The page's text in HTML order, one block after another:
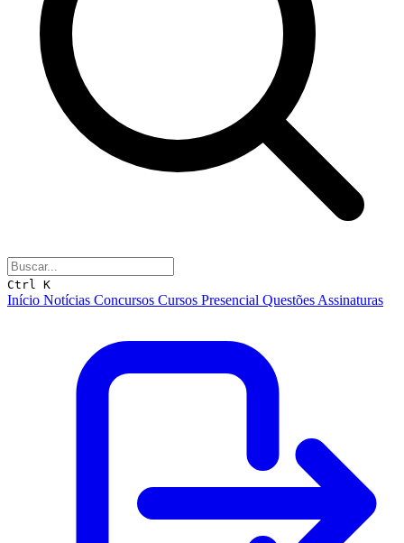
Ctrl K
Início Notícias Concursos Cursos Presencial Questões Assinaturas